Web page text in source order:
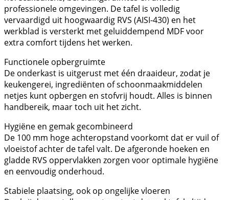
professionele omgevingen. De tafel is volledig
vervaardigd uit hoogwaardig RVS (AISI-430) en het
werkblad is versterkt met geluiddempend MDF voor
extra comfort tijdens het werken.
Functionele opbergruimte
De onderkast is uitgerust met één draaideur, zodat je
keukengerei, ingrediënten of schoonmaakmiddelen
netjes kunt opbergen en stofvrij houdt. Alles is binnen
handbereik, maar toch uit het zicht.
Hygiëne en gemak gecombineerd
De 100 mm hoge achteropstand voorkomt dat er vuil of
vloeistof achter de tafel valt. De afgeronde hoeken en
gladde RVS oppervlakken zorgen voor optimale hygiëne
en eenvoudig onderhoud.
Stabiele plaatsing, ook op ongelijke vloeren